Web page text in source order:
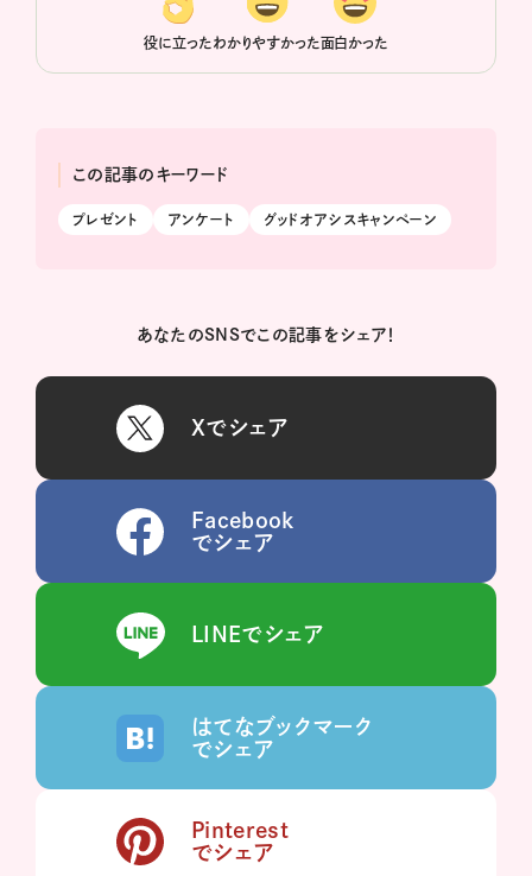
役に立ったわかりやすかった面白かった
この記事のキーワード
プレゼント アンケート グッドオアシスキャンペーン
あなたのSNSでこの記事をシェア！
Xでシェア
Facebook
でシェア
LINEでシェア
はてなブックマーク
でシェア
Pinterest
でシェア